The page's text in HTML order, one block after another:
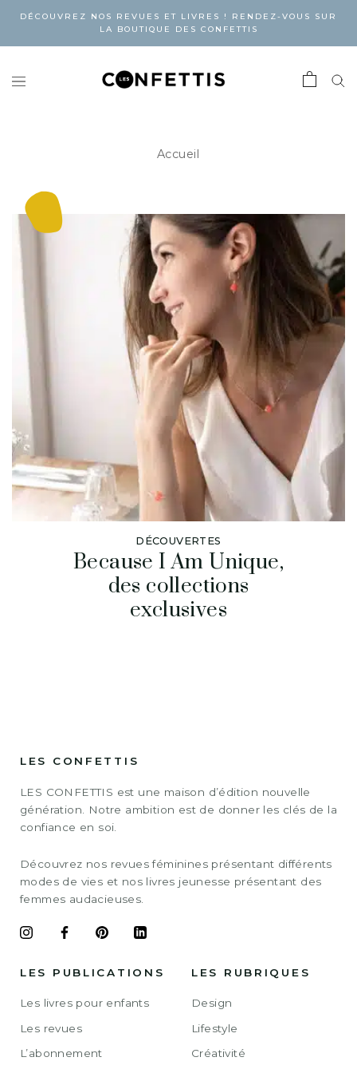
DÉCOUVREZ NOS REVUES ET LIVRES ! RENDEZ-VOUS SUR
LA BOUTIQUE DES CONFETTIS
Accueil
DÉCOUVERTES
Because I Am Unique,
des collections
exclusives
LES CONFETTIS
LES CONFETTIS est une maison d’édition nouvelle
génération. Notre ambition est de donner les clés de la
confiance en soi.
Découvrez nos revues féminines présentant différents
modes de vies et nos livres jeunesse présentant des
femmes audacieuses.
LES PUBLICATIONS
Les livres pour enfants
Les revues
L’abonnement
LES RUBRIQUES
Design
Lifestyle
Créativité